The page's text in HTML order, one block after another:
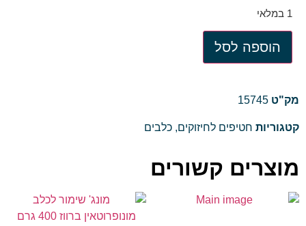
1 במלאי
הוספה לסל
מק"ט 15745
קטגוריות חטיפים לחיזוקים, כלבים
מוצרים קשורים